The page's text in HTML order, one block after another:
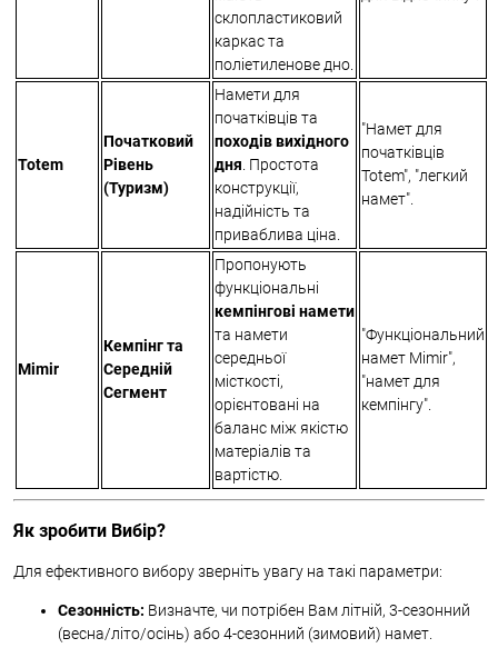
склопластиковий
каркас та
поліетиленове дно.
Totem
Початковий
Рівень
(Туризм)
Намети для
початківців та
походів вихідного
дня . Простота
конструкції,
надійність та
приваблива ціна.
"Намет для
початківців
Totem", "легкий
намет".
Mimir
Кемпінг та
Середній
Сегмент
Пропонують
функціональні
кемпінгові намети
та намети
середньої
місткості,
орієнтовані на
баланс між якістю
матеріалів та
вартістю.
"Функціональний
намет Mimir",
"намет для
кемпінгу".
Як зробити Вибір?
Для ефективного вибору зверніть увагу на такі параметри:
Сезонність: Визначте, чи потрібен Вам літній, 3-сезонний
(весна/літо/осінь) або 4-сезонний (зимовий) намет.